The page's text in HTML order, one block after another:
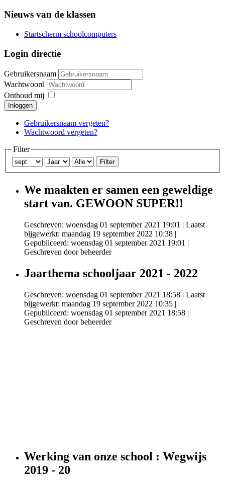
Nieuws van de klassen
Startscherm schoolcomputers
Login directie
Gebruikersnaam
Wachtwoord
Onthoud mij
Inloggen
Gebruikersnaam vergeten?
Wachtwoord vergeten?
Filter
Filter
We maakten er samen een geweldige
start van. GEWOON SUPER!!
Geschreven: woensdag 01 september 2021 19:01 | Laatst
bijgewerkt: maandag 19 september 2022 10:38 |
Gepubliceerd: woensdag 01 september 2021 19:01 |
Geschreven door beheerder
Jaarthema schooljaar 2021 - 2022
Geschreven: woensdag 01 september 2021 18:58 | Laatst
bijgewerkt: maandag 19 september 2022 10:35 |
Gepubliceerd: woensdag 01 september 2021 18:58 |
Geschreven door beheerder
Werking van onze school : Wegwijs
2019 - 20